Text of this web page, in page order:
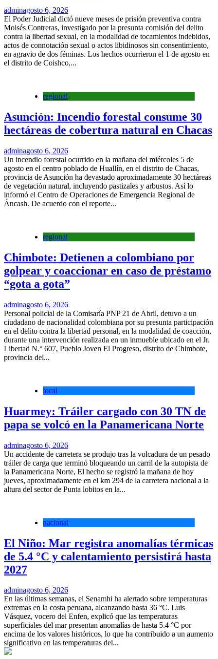
adminagosto 6, 2026
El Poder Judicial dictó nueve meses de prisión preventiva contra
Moisés Contreras, investigado por la presunta comisión del delito
contra la libertad sexual, en la modalidad de tocamientos indebidos,
actos de connotación sexual o actos libidinosos sin consentimiento,
en agravio de dos féminas. Los hechos ocurrieron el 1 de agosto en
el distrito de Coishco,...
regional
Asunción: Incendio forestal consume 30
hectáreas de cobertura natural en Chacas
adminagosto 6, 2026
Un incendio forestal ocurrido en la mañana del miércoles 5 de
agosto en el centro poblado de Huallín, en el distrito de Chacas,
provincia de Asunción ha devastado aproximadamente 30 hectáreas
de vegetación natural, incluyendo pastizales y arbustos. Así lo
informó el Centro de Operaciones de Emergencia Regional de
Áncash. De acuerdo con el reporte...
regional
Chimbote: Detienen a colombiano por
golpear y coaccionar en caso de préstamo
“gota a gota”
adminagosto 6, 2026
Personal policial de la Comisaría PNP 21 de Abril, detuvo a un
ciudadano de nacionalidad colombiana por su presunta participación
en el delito contra la libertad personal, en la modalidad de coacción,
durante una intervención realizada en un inmueble ubicado en el Jr.
Libertad N.° 607, Pueblo Joven El Progreso, distrito de Chimbote,
provincia del...
local
Huarmey: Tráiler cargado con 30 TN de
papa se volcó en la Panamericana Norte
adminagosto 6, 2026
Un accidente de carretera se produjo tras la volcadura de un pesado
tráiler de carga que terminó bloqueando un carril de la autopista de
la Panamericana Norte, El hecho se registró la mañana de hoy
jueves, aproximadamente en el km 294 de la carretera nacional a la
altura del sector de Punta lobitos en la...
nacional
El Niño: Mar registra anomalías térmicas
de 5.4 °C y calentamiento persistirá hasta
2027
adminagosto 6, 2026
En las últimas semanas, el Senamhi ha alertado sobre temperaturas
extremas en la costa peruana, alcanzando hasta 36 °C. Luis
Vásquez, vocero del Enfen, explicó que las temperaturas
superficiales del mar presentan anomalías de hasta 5.4 °C por
encima de los valores históricos, lo que ha contribuido a un aumento
significativo en las temperaturas del...